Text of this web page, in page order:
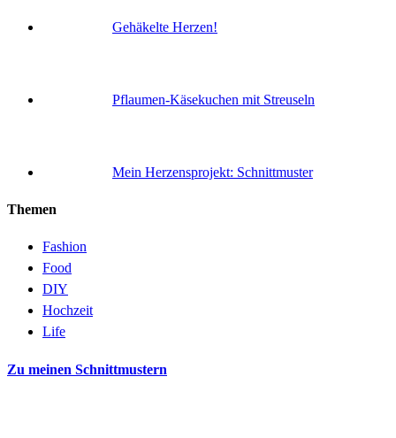
Gehäkelte Herzen!
Pflaumen-Käsekuchen mit Streuseln
Mein Herzensprojekt: Schnittmuster
Themen
Fashion
Food
DIY
Hochzeit
Life
Zu meinen Schnittmustern